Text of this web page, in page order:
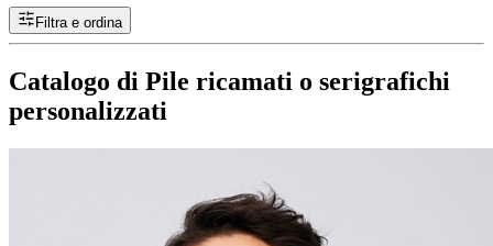
Filtra e ordina
Catalogo di Pile ricamati o serigrafichi
personalizzati